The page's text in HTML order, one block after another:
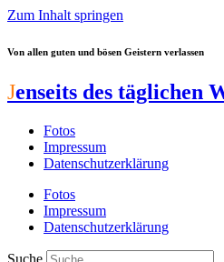
Zum Inhalt springen
Von allen guten und bösen Geistern verlassen
Jenseits des täglichen
Fotos
Impressum
Datenschutzerklärung
Fotos
Impressum
Datenschutzerklärung
Suche